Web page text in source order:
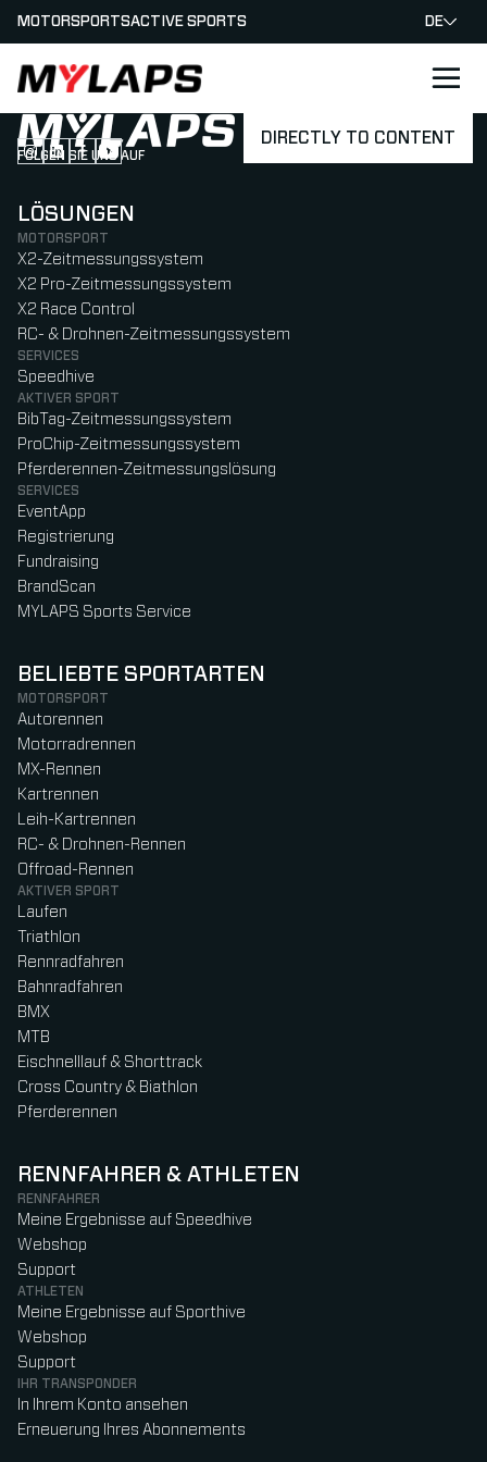
DIRECTLY TO CONTENT
LOGO MYLAPS - GERMAN
MOTORSPORTSACTIVE SPORTS DE
FOLGEN SIE UNS AUF
Follow us on Instagram (Opens in new tab)
Follow us on LinkedIn (Opens in new tab)
Follow us on Facebook (Opens in new tab)
Follow us on YouTube (Opens in new tab)
LÖSUNGEN
MOTORSPORT
X2-Zeitmessungssystem
X2 Pro-Zeitmessungssystem
X2 Race Control
RC- & Drohnen-Zeitmessungssystem
SERVICES
Speedhive
AKTIVER SPORT
BibTag-Zeitmessungssystem
ProChip-Zeitmessungssystem
Pferderennen-Zeitmessungslösung
SERVICES
EventApp
Registrierung
Fundraising
BrandScan
MYLAPS Sports Service
BELIEBTE SPORTARTEN
MOTORSPORT
Autorennen
Motorradrennen
MX-Rennen
Kartrennen
Leih-Kartrennen
RC- & Drohnen-Rennen
Offroad-Rennen
AKTIVER SPORT
Laufen
Triathlon
Rennradfahren
Bahnradfahren
BMX
MTB
Eischnelllauf & Shorttrack
Cross Country & Biathlon
Pferderennen
RENNFAHRER & ATHLETEN
RENNFAHRER
Meine Ergebnisse auf Speedhive
Webshop
Support
ATHLETEN
Meine Ergebnisse auf Sporthive
Webshop
Support
IHR TRANSPONDER
In Ihrem Konto ansehen
Erneuerung Ihres Abonnements